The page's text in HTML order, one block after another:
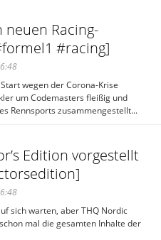
neuen Racing-
#racing]
wegen der Corona-Krise
um Codemasters fleißig und
Rennsports zusammengestellt...
Edition vorgestellt
sich warten, aber THQ Nordic
mal die gesamten Inhalte der